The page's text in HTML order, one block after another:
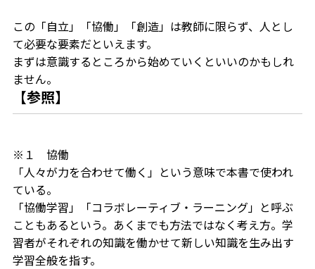
この「自立」「協働」「創造」は教師に限らず、人とし
て必要な要素だといえます。
まずは意識するところから始めていくといいのかもしれ
ません。
【参照】
※１ 協働
「人々が力を合わせて働く」という意味で本書で使われ
ている。
「協働学習」「コラボレーティブ・ラーニング」と呼ぶ
こともあるという。あくまでも方法ではなく考え方。学
習者がそれぞれの知識を働かせて新しい知識を生み出す
学習全般を指す。